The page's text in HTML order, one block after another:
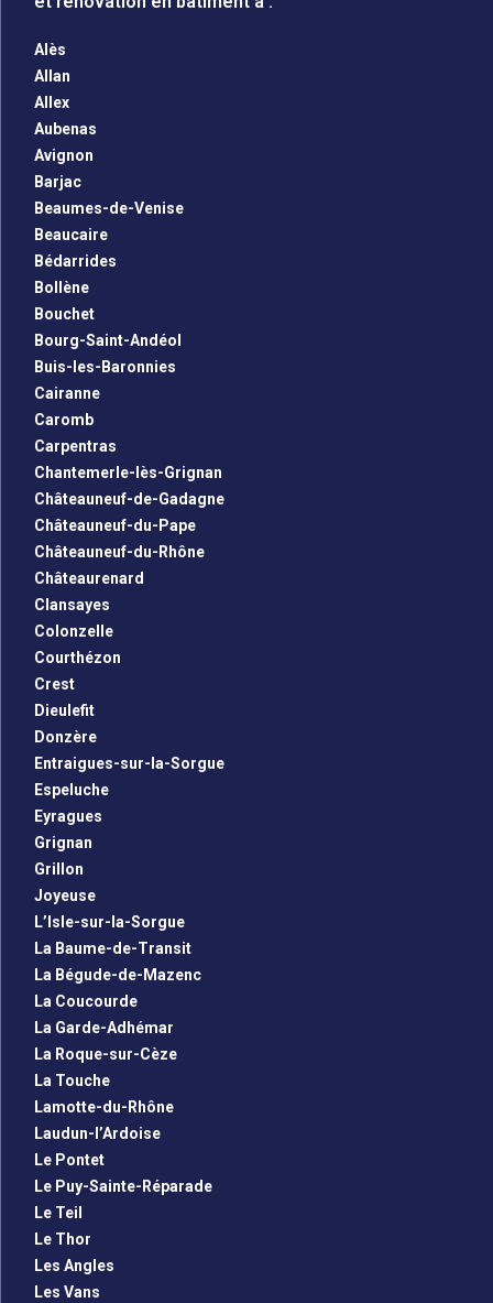
Alès
Allan
Allex
Aubenas
Avignon
Barjac
Beaumes-de-Venise
Beaucaire
Bédarrides
Bollène
Bouchet
Bourg-Saint-Andéol
Buis-les-Baronnies
Cairanne
Caromb
Carpentras
Chantemerle-lès-Grignan
Châteauneuf-de-Gadagne
Châteauneuf-du-Pape
Châteauneuf-du-Rhône
Châteaurenard
Clansayes
Colonzelle
Courthézon
Crest
Dieulefit
Donzère
Entraigues-sur-la-Sorgue
Espeluche
Eyragues
Grignan
Grillon
Joyeuse
L’Isle-sur-la-Sorgue
La Baume-de-Transit
La Bégude-de-Mazenc
La Coucourde
La Garde-Adhémar
La Roque-sur-Cèze
La Touche
Lamotte-du-Rhône
Laudun-l’Ardoise
Le Pontet
Le Puy-Sainte-Réparade
Le Teil
Le Thor
Les Angles
Les Vans